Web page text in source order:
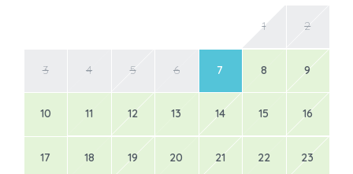
1 2
3 4 5 6 7 8 9
10 11 12 13 14 15 16
17 18 19 20 21 22 23